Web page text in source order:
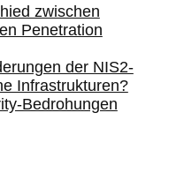
zwischen
Penetration
der NIS2-
Infrastrukturen?
Bedrohungen